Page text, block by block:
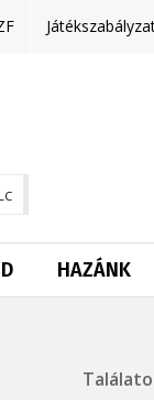
HAZÁNK